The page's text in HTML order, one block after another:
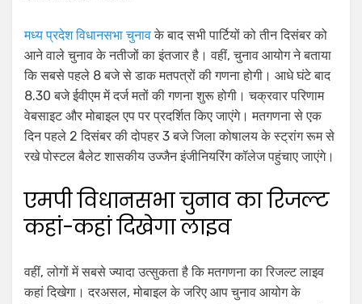
मध्य प्रदेश विधानसभा चुनावके बाद सभी पार्टियों को तीन दिसंबर को
आने वाले चुनाव के नतीजों का इंतजार है। वहीं, चुनाव आयोग ने बताया
कि सबसे पहले 8 बजे से डाक मतपत्रों की गणना होगी। आधे घंटे बाद
8.30 बजे ईवीएम में दर्ज मतों की गणना शुरू होगी। चक्रवार परिणाम
वेबसाइट और मोबाइल एप पर प्रदर्शित किए जाएंगे। मतगणना से एक
दिन पहले 2 दिसंबर की दोपहर 3 बजे जिला कोषालय के स्ट्रांग रूम से
रखे पोस्टल बैलेट शासकीय उज्जैन इंजीनियरिंग कॉलेज पहुंचाए जाएंगे।
एमपी विधानसभा चुनाव का रिजल्ट
कहां-कहां दिखेगा लाइव
वहीं, लोगों में सबसे ज्यादा उत्सुकता है कि मतगणना का रिजल्ट लाइव
कहां दिखेगा। दरअसल, मोबाइल के जरिए आप चुनाव आयोग के